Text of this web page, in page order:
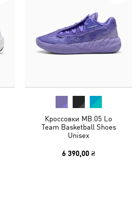
Кроссовки MB.05 Lo
Team Basketball Shoes
Unisex
6 390,00 ₴